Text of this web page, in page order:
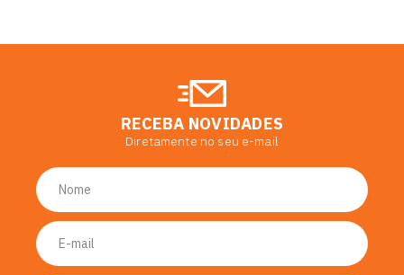
RECEBA NOVIDADES
Diretamente no seu e-mail